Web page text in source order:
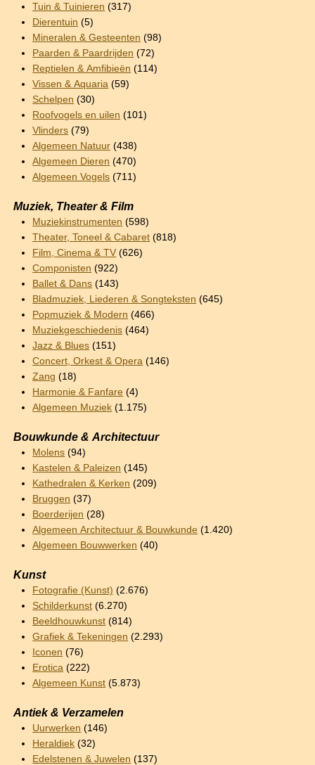
Tuin & Tuinieren (317)
Dierentuin (5)
Mineralen & Gesteenten (98)
Paarden & Paardrijden (72)
Reptielen & Amfibieën (114)
Vissen & Aquaria (59)
Schelpen (30)
Roofvogels en uilen (101)
Vlinders (79)
Algemeen Natuur (438)
Algemeen Dieren (470)
Algemeen Vogels (711)
Muziek, Theater & Film
Muziekinstrumenten (598)
Theater, Toneel & Cabaret (818)
Film, Cinema & TV (626)
Componisten (922)
Ballet & Dans (143)
Bladmuziek, Liederen & Songteksten (645)
Popmuziek & Modern (466)
Muziekgeschiedenis (464)
Jazz & Blues (151)
Concert, Orkest & Opera (146)
Zang (18)
Harmonie & Fanfare (4)
Algemeen Muziek (1.175)
Bouwkunde & Architectuur
Molens (94)
Kastelen & Paleizen (145)
Kathedralen & Kerken (209)
Bruggen (37)
Boerderijen (28)
Algemeen Architectuur & Bouwkunde (1.420)
Algemeen Bouwwerken (40)
Kunst
Fotografie (Kunst) (2.676)
Schilderkunst (6.270)
Beeldhouwkunst (814)
Grafiek & Tekeningen (2.293)
Iconen (76)
Erotica (222)
Algemeen Kunst (5.873)
Antiek & Verzamelen
Uurwerken (146)
Heraldiek (32)
Edelstenen & Juwelen (137)